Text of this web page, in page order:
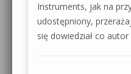
Instruments, jak na
udostępniony,
się dowiedział co